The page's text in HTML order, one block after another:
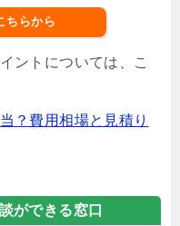
ちらから
ントについては、こ
？費用相場と見積り
ができる窓口